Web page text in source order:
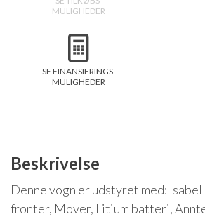
Isabella
GPDR - Optagelse af foto
GPDR - KG Camping
MULIGHEDER
SE FINANSIERINGS-
MULIGHEDER
Beskrivelse
Denne vogn er udstyret med:
fronter, Mover, Litium batteri,